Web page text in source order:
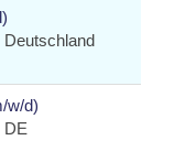
Deutschland
w/d)
DE